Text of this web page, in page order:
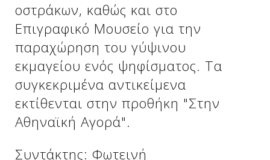
οστράκων, καθώς και στο
Επιγραφικό Μουσείο για την
παραχώρηση του γύψινου
εκμαγείου ενός ψηφίσματος. Τα
συγκεκριμένα αντικείμενα
εκτίθενται στην προθήκη "Στην
Αθηναϊκή Αγορά".
Συντάκτης: Φωτεινή